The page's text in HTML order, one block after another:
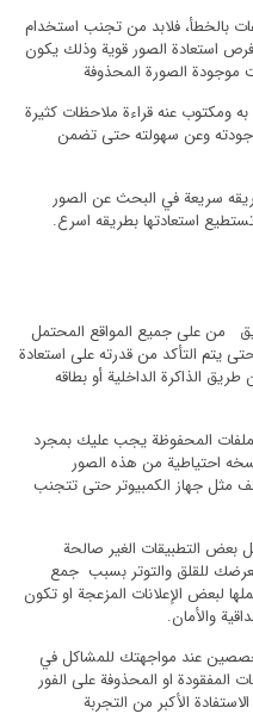
بالخطأ، فلابد من تجنب استخدام
استعادة الصور قوية وذلك يكون
الصورة المحذوفة
ومكتوب عنه قراءة ملاحظات كثيرة
وعن سهولته حتى تضمن
سريعة في البحث عن الصور
استعادتها بطريقه اسرع.
من على جميع المواقع المحتمل
يتم التأكد من قدرته على استعادة
الذاكرة الداخلية أو بطاقه
المحفوظة يجب عليك بمجرد
احتياطية من هذه الصور
مثل جهاز الكمبيوتر حتى تتجنب
بعض التطبيقات الغير صالحة
للقلق والتوتر بسبب جمع
لبعض الإعلانات المزعجة او تكون
والأمان.
عند مواجهتك للمشاكل في
المفقودة او المحذوفة على الفور
الأكبر من التجربة